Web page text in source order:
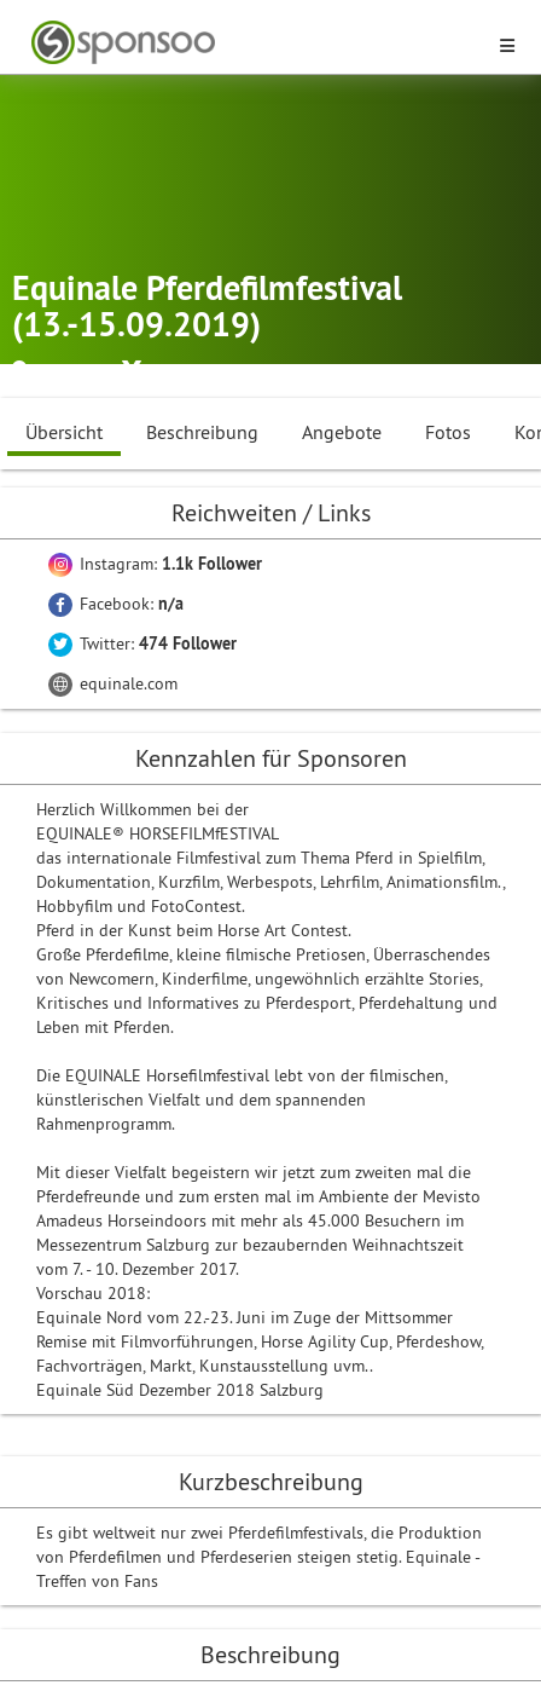
Equinale Pferdefilmfestival
(13.-15.09.2019)
Neuhof Distanzreiten,Dressurreiten,Rennreiten...
Übersicht Beschreibung Angebote Fotos
Kurzbeschreibung
Es gibt weltweit nur zwei Pferdefilmfestivals, die Produktion
von Pferdefilmen und Pferdeserien steigen stetig. Equinale -
Treffen von Fans
Beschreibung
Reichweiten / Links
Instagram: 1.1k Follower
Facebook: n/a
Twitter: 474 Follower
equinale.com
Kennzahlen für Sponsoren
Herzlich Willkommen bei der
EQUINALE® HORSEFILMfESTIVAL
das internationale Filmfestival zum Thema Pferd in Spielfilm,
Dokumentation, Kurzfilm, Werbespots, Lehrfilm, Animationsfilm.,
Hobbyfilm und FotoContest.
Pferd in der Kunst beim Horse Art Contest.
Große Pferdefilme, kleine filmische Pretiosen, Überraschendes
von Newcomern, Kinderfilme, ungewöhnlich erzählte Stories,
Kritisches und Informatives zu Pferdesport, Pferdehaltung und
Leben mit Pferden.
Die EQUINALE Horsefilmfestival lebt von der filmischen,
künstlerischen Vielfalt und dem spannenden
Rahmenprogramm.
Mit dieser Vielfalt begeistern wir jetzt zum zweiten mal die
Pferdefreunde und zum ersten mal im Ambiente der Mevisto
Amadeus Horseindoors mit mehr als 45.000 Besuchern im
Messezentrum Salzburg zur bezaubernden Weihnachtszeit
vom 7. - 10. Dezember 2017.
Vorschau 2018:
Equinale Nord vom 22.-23. Juni im Zuge der Mittsommer
Remise mit Filmvorführungen, Horse Agility Cup, Pferdeshow,
Fachvorträgen, Markt, Kunstausstellung uvm..
Equinale Süd Dezember 2018 Salzburg